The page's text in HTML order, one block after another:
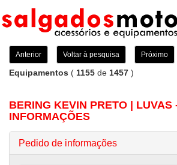
Anterior Voltar à pesquisa Próximo
Equipamentos ( 1155 de 1457 )
BERING KEVIN PRETO | LUVAS
INFORMAÇÕES
Pedido de informações